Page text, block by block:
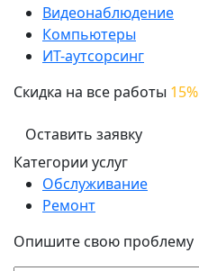
Видеонаблюдение
Компьютеры
ИТ-аутсорсинг
Скидка на все работы 15%
Оставить заявку
Категории услуг
Обслуживание
Ремонт
Опишите свою проблему